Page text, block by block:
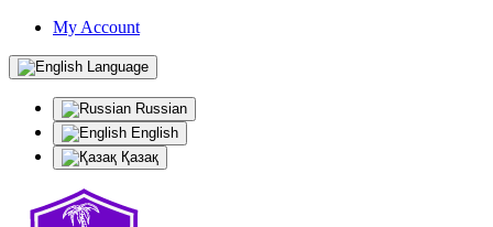
My Account
Language
Russian
English
Қазақ